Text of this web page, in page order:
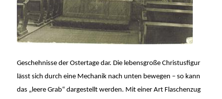
Geschehnisse der Ostertage dar. Die lebensgroße Christusfigur
lässt sich durch eine Mechanik nach unten bewegen – so kann
das „leere Grab“ dargestellt werden. Mit einer Art Flaschenzug